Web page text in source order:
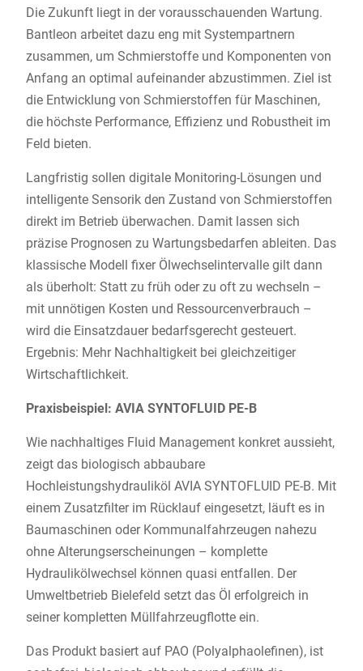
Die Zukunft liegt in der vorausschauenden Wartung.
Bantleon arbeitet dazu eng mit Systempartnern
zusammen, um Schmierstoffe und Komponenten von
Anfang an optimal aufeinander abzustimmen. Ziel ist
die Entwicklung von Schmierstoffen für Maschinen,
die höchste Performance, Effizienz und Robustheit im
Feld bieten.
Langfristig sollen digitale Monitoring-Lösungen und
intelligente Sensorik den Zustand von Schmierstoffen
direkt im Betrieb überwachen. Damit lassen sich
präzise Prognosen zu Wartungsbedarfen ableiten. Das
klassische Modell fixer Ölwechselintervalle gilt dann
als überholt: Statt zu früh oder zu oft zu wechseln –
mit unnötigen Kosten und Ressourcenverbrauch –
wird die Einsatzdauer bedarfsgerecht gesteuert.
Ergebnis: Mehr Nachhaltigkeit bei gleichzeitiger
Wirtschaftlichkeit.
Praxisbeispiel: AVIA SYNTOFLUID PE-B
Wie nachhaltiges Fluid Management konkret aussieht,
zeigt das biologisch abbaubare
Hochleistungshydrauliköl AVIA SYNTOFLUID PE-B. Mit
einem Zusatzfilter im Rücklauf eingesetzt, läuft es in
Baumaschinen oder Kommunalfahrzeugen nahezu
ohne Alterungserscheinungen – komplette
Hydraulikölwechsel können quasi entfallen. Der
Umweltbetrieb Bielefeld setzt das Öl erfolgreich in
seiner kompletten Müllfahrzeugflotte ein.
Das Produkt basiert auf PAO (Polyalphaolefinen), ist